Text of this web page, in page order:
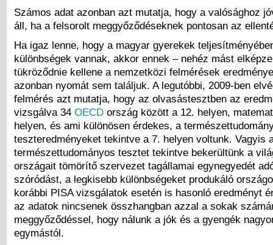
Számos adat azonban azt mutatja, hogy a valósághoz
áll, ha a felsorolt meggyőződéseknek pontosan az
Ha igaz lenne, hogy a magyar gyerekek
különbségek vannak, akkor ennek – nehéz mást
tükröződnie kellene a nemzetközi felmérések
azonban nyomát sem találjuk. A legutóbbi, 2009-ben
felmérés azt mutatja, hogy az olvasástesztben az
vizsgálva 34 OECD ország között a 12. helyen,
helyen, és ami különösen érdekes, a
teszteredményeket tekintve a 7. helyen voltunk. Vagyis
természettudományos tesztet tekintve bekerültünk a
országait tömörítő szervezet tagállamai egynegyedét
szóródást, a legkisebb különbségeket produkáló
korábbi PISA vizsgálatok esetén is hasonló eredményt
az adatok nincsenek összhangban azzal a sokak
meggyőződéssel, hogy nálunk a jók és a gyengék
egymástól.